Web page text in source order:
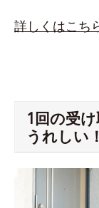
詳しくはこち
1回の受
うれしい！